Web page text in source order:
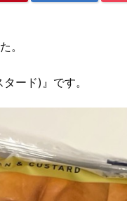
。
ード)』です。